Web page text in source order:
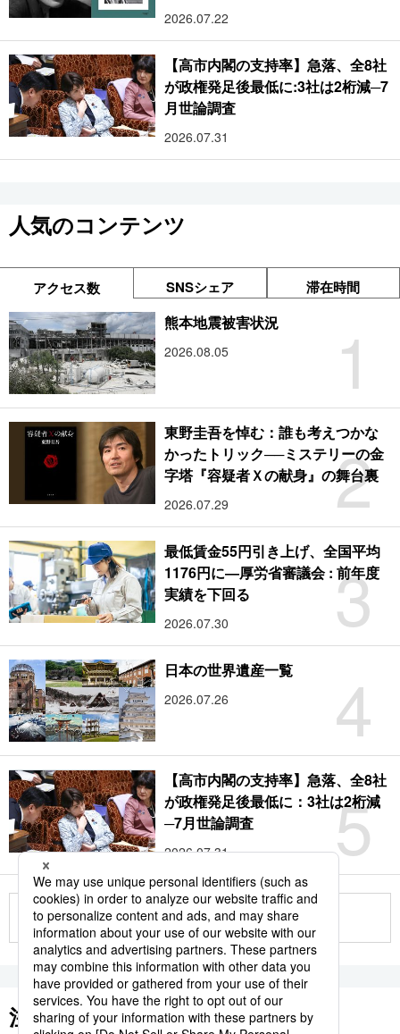
2026.07.22
【高市内閣の支持率】急落、全8社
が政権発足後最低に:3社は2桁減─7
月世論調査
2026.07.31
人気のコンテンツ
アクセス数 SNSシェア 滞在時間
1
熊本地震被害状況
2026.08.05
2
東野圭吾を悼む：誰も考えつかな
かったトリック──ミステリーの金
字塔『容疑者Ｘの献身』の舞台裏
2026.07.29
3
最低賃金55円引き上げ、全国平均
1176円に―厚労省審議会 : 前年度
実績を下回る
2026.07.30
4
日本の世界遺産一覧
2026.07.26
5
【高市内閣の支持率】急落、全8社
が政権発足後最低に：3社は2桁減
─7月世論調査
2026.07.31
もっと見る
注目のキーワード